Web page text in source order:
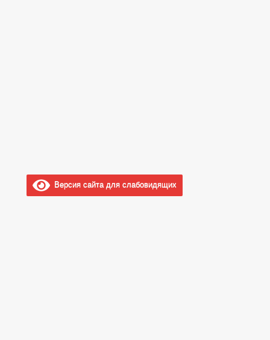
Версия сайта для слабовидящих